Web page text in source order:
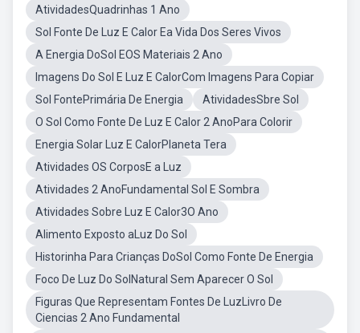
AtividadesQuadrinhas 1 Ano
Sol Fonte De Luz E Calor Ea Vida Dos Seres Vivos
A Energia DoSol EOS Materiais 2 Ano
Imagens Do Sol E Luz E CalorCom Imagens Para Copiar
Sol FontePrimária De Energia
AtividadesSbre Sol
O Sol Como Fonte De Luz E Calor 2 AnoPara Colorir
Energia Solar Luz E CalorPlaneta Tera
Atividades OS CorposE a Luz
Atividades 2 AnoFundamental Sol E Sombra
Atividades Sobre Luz E Calor3O Ano
Alimento Exposto aLuz Do Sol
Historinha Para Crianças DoSol Como Fonte De Energia
Foco De Luz Do SolNatural Sem Aparecer O Sol
Figuras Que Representam Fontes De LuzLivro De
Ciencias 2 Ano Fundamental